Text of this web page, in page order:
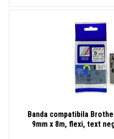
Banda compatibila
9mm x 8m, flexi, text